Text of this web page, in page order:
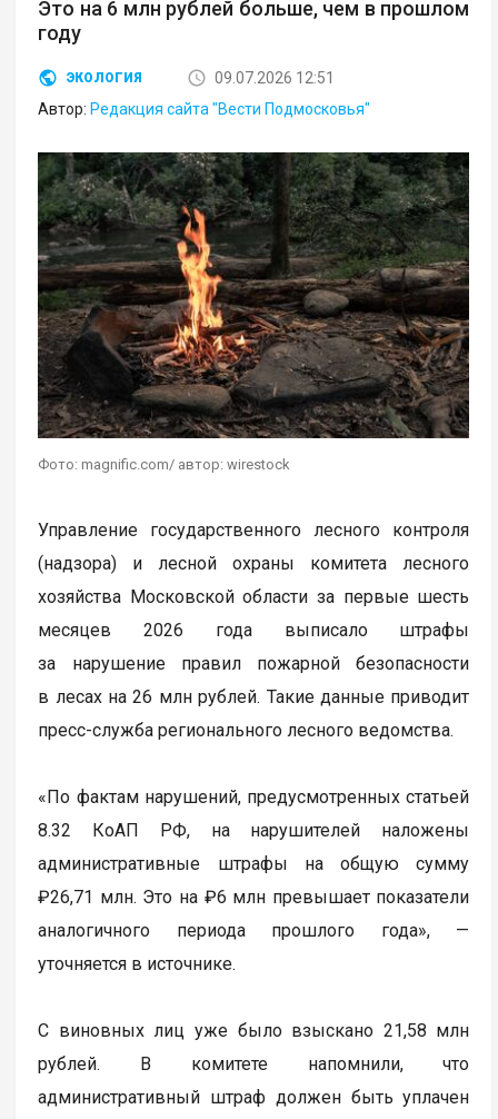
Это на 6 млн рублей больше, чем в прошлом
году
ЭКОЛОГИЯ
09.07.2026 12:51
Автор: Редакция сайта "Вести Подмосковья"
Фото: magnific.com/ автор: wirestock
Управление государственного лесного контроля
(надзора) и лесной охраны комитета лесного
хозяйства Московской области за первые шесть
месяцев 2026 года выписало штрафы
за нарушение правил пожарной безопасности
в лесах на 26 млн рублей. Такие данные приводит
пресс-служба регионального лесного ведомства.
«По фактам нарушений, предусмотренных статьей
8.32 КоАП РФ, на нарушителей наложены
административные штрафы на общую сумму
₽26,71 млн. Это на ₽6 млн превышает показатели
аналогичного периода прошлого года», —
уточняется в источнике.
С виновных лиц уже было взыскано 21,58 млн
рублей. В комитете напомнили, что
административный штраф должен быть уплачен